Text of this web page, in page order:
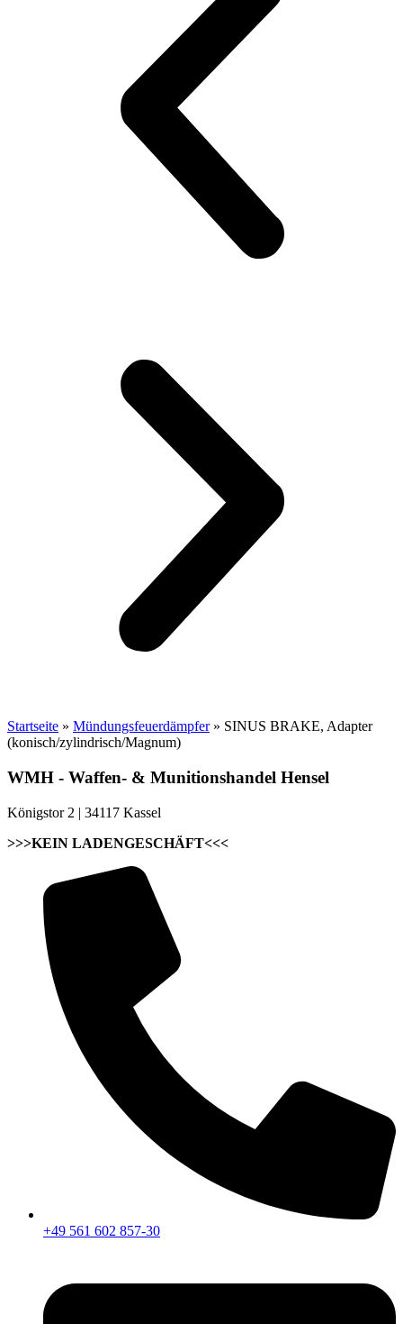
Startseite » Mündungsfeuerdämpfer» SINUS BRAKE, Adapter
(konisch/zylindrisch/Magnum)
WMH - Waffen- & Munitionshandel Hensel
Königstor 2 | 34117 Kassel
>>>KEIN LADENGESCHÄFT<<<
+49 561 602 857-30